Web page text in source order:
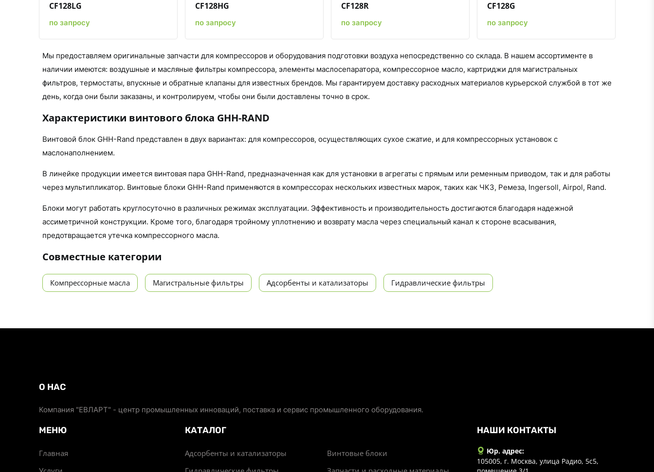
CF128LG
по запросу
CF128HG
по запросу
CF128R
по запросу
CF128G
по запросу
Мы предоставляем оригинальные запчасти для компрессоров и оборудования подготовки воздуха непосредственно со склада. В нашем ассортименте в
наличии имеются: воздушные и масляные фильтры компрессора, элементы маслосепаратора, компрессорное масло, картриджи для магистральных
фильтров, термостаты, впускные и обратные клапаны для известных брендов. Мы гарантируем доставку расходных материалов курьерской службой в тот же
день, когда они были заказаны, и контролируем, чтобы они были доставлены точно в срок.
Характеристики винтового блока GHH-RAND
Винтовой блок GHH-Rand представлен в двух вариантах: для компрессоров, осуществляющих сухое сжатие, и для компрессорных установок с
маслонаполнением.
В линейке продукции имеется винтовая пара GHH-Rand, предназначенная как для установки в агрегаты с прямым или ременным приводом, так и для работы
через мультипликатор. Винтовые блоки GHH-Rand применяются в компрессорах нескольких известных марок, таких как ЧКЗ, Ремеза, Ingersoll, Airpol, Rand.
Блоки могут работать круглосуточно в различных режимах эксплуатации. Эффективность и производительность достигаются благодаря надежной
ассиметричной конструкции. Кроме того, благодаря тройному уплотнению и возврату масла через специальный канал к стороне всасывания,
предотвращается утечка компрессорного масла.
Совместные категории
Компрессорные масла Магистральные фильтры Адсорбенты и катализаторы Гидравлические фильтры
О НАС
Компания "ЕВЛАРТ" - центр промышленных инноваций, поставка и сервис промышленного оборудования.
МЕНЮ
Главная
КАТАЛОГ
Адсорбенты и катализаторы
Винтовые блоки
НАШИ КОНТАКТЫ
Юр. адрес:
105005, г. Москва, улица Радио, 5с5,